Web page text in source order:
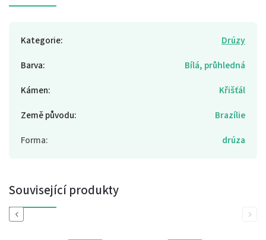
Kategorie:
Drúzy
Barva:
Bílá, průhledná
Kámen:
Křišťál
Země původu:
Brazílie
Forma: drúza
Související produkty
Previous Next